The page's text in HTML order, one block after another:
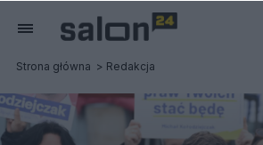
Strona główna Redakcja